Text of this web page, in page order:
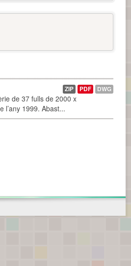
de 37 fulls de 2000 x
l’any 1999. Abast...
ZIP PDF DWG